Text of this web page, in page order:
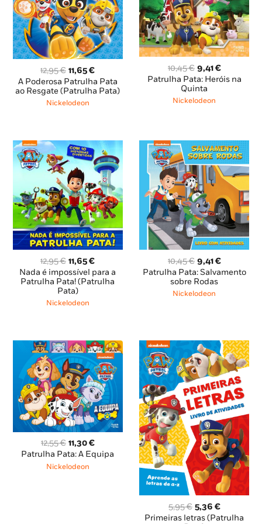
12,95€ O
preço
original
era:
11,65€O
preço
atual
A Poderosa Patrulha Pata
ao Resgate (Patrulha Pata)
Nickelodeon
10,45€ O
preço
original
era:
9,41€O
preço
Patrulha Pata: Heróis na
Quinta
Nickelodeon
12,95€ O
preço
original
era:
12,95 €.
11,65€O
preço
atual
Nada é impossível para a
Patrulha Pata! (Patrulha
Pata)
Nickelodeon
10,45€ O
preço
original
era:
9,41€O
preço
Patrulha Pata: Salvamento
sobre Rodas
Nickelodeon
12,55€ O
preço
original
11,30€O
preço
Patrulha Pata: A Equipa
Nickelodeon
5,95€ O
preço
5,36 €O
preço
Primeiras letras (Patrulha